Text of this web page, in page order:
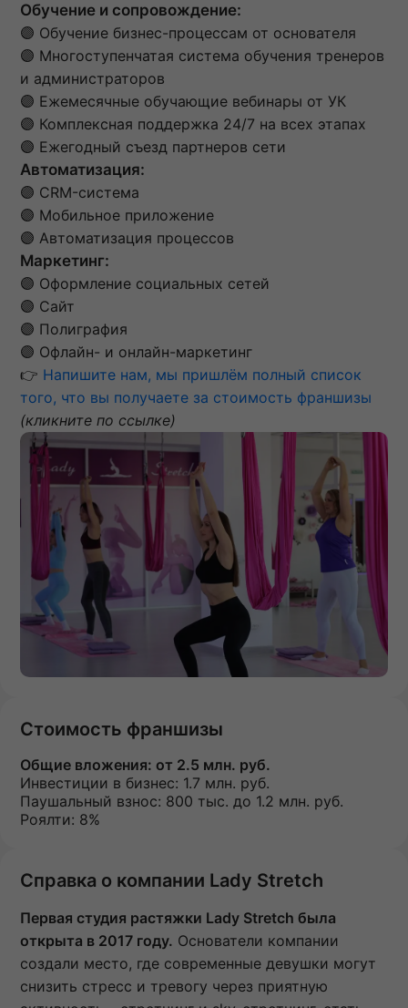
Обучение и сопровождение:
🟣 Обучение бизнес-процессам от основателя
🟣 Многоступенчатая система обучения тренеров
и администраторов
🟣 Ежемесячные обучающие вебинары от УК
🟣 Комплексная поддержка 24/7 на всех этапах
🟣 Ежегодный съезд партнеров сети
Автоматизация:
🟣 CRM-система
🟣 Мобильное приложение
🟣 Автоматизация процессов
Маркетинг:
🟣 Оформление социальных сетей
🟣 Сайт
🟣 Полиграфия
🟣 Офлайн- и онлайн-маркетинг
👉 Напишите нам, мы пришлём полный список
того, что вы получаете за стоимость франшизы
(кликните по ссылке)
Стоимость франшизы
Общие вложения: от 2.5 млн. руб.
Инвестиции в бизнес: 1.7 млн. руб.
Паушальный взнос: 800 тыс. до 1.2 млн. руб.
Роялти: 8%
Справка о компании Lady Stretch
Первая студия растяжки Lady Stretch была
открыта в 2017 году. Основатели компании
создали место, где современные девушки могут
снизить стресс и тревогу через приятную